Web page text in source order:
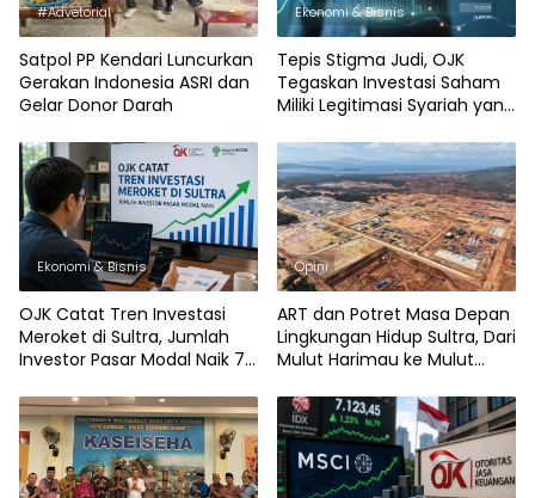
#Advetorial
Satpol PP Kendari Luncurkan
Gerakan Indonesia ASRI dan
Gelar Donor Darah
Ekonomi & Bisnis
Tepis Stigma Judi, OJK
Tegaskan Investasi Saham
Miliki Legitimasi Syariah yang
Ekonomi & Bisnis
OJK Catat Tren Investasi
Meroket di Sultra, Jumlah
Investor Pasar Modal Naik 76
Opini
ART dan Potret Masa Depan
Lingkungan Hidup Sultra, Dari
Mulut Harimau ke Mulut